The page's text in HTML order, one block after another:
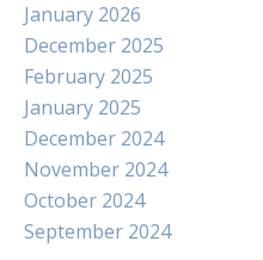
January 2026
December 2025
February 2025
January 2025
December 2024
November 2024
October 2024
September 2024